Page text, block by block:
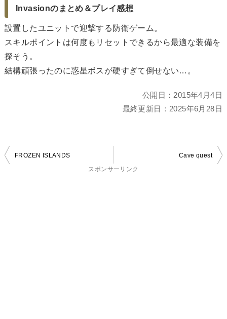
Invasionのまとめ＆プレイ感想
設置したユニットで迎撃する防衛ゲーム。
スキルポイントは何度もリセットできるから最適な装備を
探そう。
結構頑張ったのに惑星ボスが硬すぎて倒せない…。
公開日： 2015年4月4日
最終更新日： 2025年6月28日
投
FROZEN ISLANDS
Cave quest
スポンサーリンク